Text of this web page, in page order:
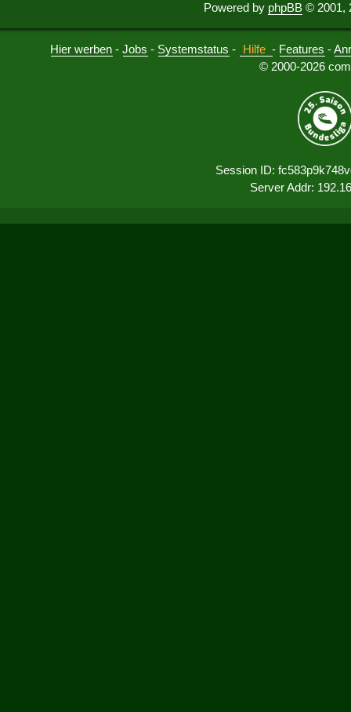
Powered by phpBB © 2001,
Hier werben -Jobs - Systemstatus - Hilfe - Features -
© 2000-2026
Session ID:
Server Addr: